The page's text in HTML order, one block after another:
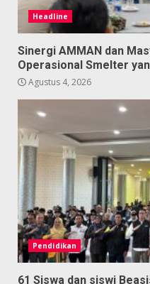
Headline
Sinergi AMMAN dan
Operasional Smelter
Agustus 4, 2026
Pendidikan
61 Siswa dan siswi